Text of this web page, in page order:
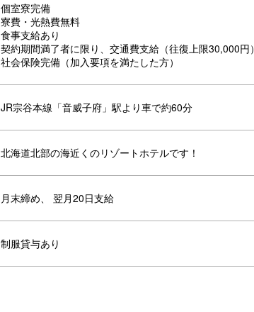
個室寮完備
寮費・光熱費無料
食事支給あり
契約期間満了者に限り、交通費支給（往復上限30,000円）
社会保険完備（加入要項を満たした方）
JR宗谷本線「音威子府」駅より車で約60分
北海道北部の海近くのリゾートホテルです！
月末締め、 翌月20日支給
制服貸与あり